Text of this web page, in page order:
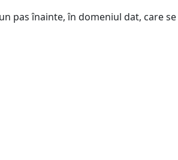
pas înainte, în domeniul dat, care